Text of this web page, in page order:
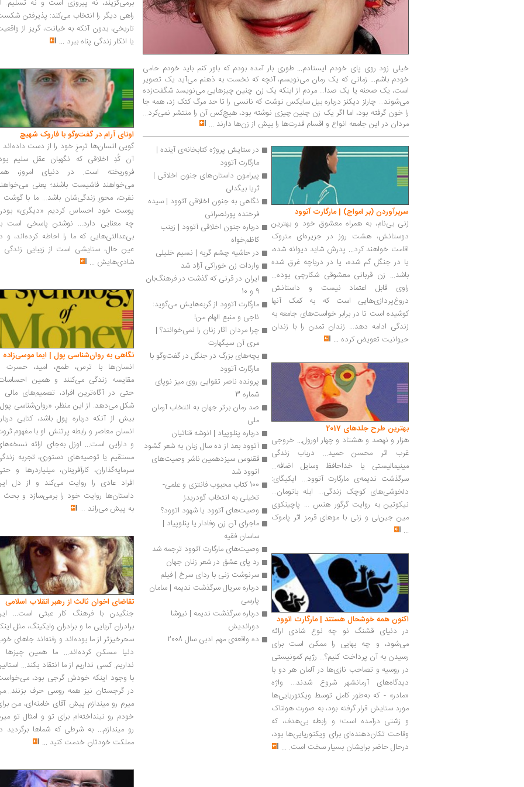
خیلی زود روی پای خودم ایستادم... طوری بار آمده بودم که باور کنم باید خودم حامی
خودم باشم... زمانی که یک رمان می‌نویسم، آنچه که نخست به ذهنم می‌آید یک تصویر
است، یک صحنه یا یک صدا... مردم از اینکه یک زن چنین چیزهایی می‌نویسد شگفت‌زده
می‌شوند... چارلز دیکنز درباره بیل سایکس نوشت که نانسی را تا حد مرگ کتک زد، همه جا
را خون گرفته بود، اما اگر یک زن چنین چیزی نوشته بود، هیچ‌کس آن را منتشر نمی‌کرد...
مردان در این جامعه انواع و اقسام قدرت‌ها را بیش از زن‌ها دارند ...
سربرآوردن (بر امواج) | مارگارت آتوود
زنی بی‌نام، به همراه معشوق خود و بهترین
دوستانش، هشت روز در جزیره‌ای متروک
اقامت خواهند کرد... پدرش شاید دیوانه شده،
یا در جنگل گم شده، یا در دریاچه غرق شده
باشد... زن قربانی معشوقی شکارچی بوده...
راوی قابل اعتماد نیست و داستانش
دروغ‌پردازی‌هایی است که به کمک آنها
کوشیده است تا در برابر خواست‌های جامعه به
زندگی ادامه دهد... زندان تمدن را با زندان
حیوانیت تعویض کرده ...
بهترین طرح جلدهای 2017
هزار و نهصد و هشتاد و چهار اورول... خروجی
غرب اثر محسن حمید... درباب زندگی
مینیمالیستی یا خداحافظ وسایل اضافه...
سرگذشت ندیمه‌ی مارگارت آتوود... ایکیگای:
دلخوشی‌های کوچک زندگی... ابله باتومان...
نیکوتین به روایت گرگور هنس‏‫ ... پاچینکوی
مین جین‌لی و زنی با موهای قرمز اثر پاموک
...
اکنون همه خوشحال هستند | مارگارت اتوود
در دنیای قشنگ نو چه نوع شادی ارائه
می‌شود، و چه بهایی را ممکن است برای
رسیدن به آن پرداخت کنیم؟... رژیم کمونیستی
در روسیه و تصاحب نازی‌ها در آلمان هر دو با
دیدگاه‌های آرمانشهر شروع شدند... واژه
«مادر» - که به‌طور کامل توسط ویکتوریایی‌ها
مورد ستایش قرار گرفته بود، به صورت هولناک
و زشتی درآمده است؛ و رابطه بی‌هدف، که
وقاحت تکان‌دهنده‌ای برای ویکتوریایی‌ها بود،
درحال حاضر برایشان بسیار سخت است. ...
مارگارت آتوود
ثریا بیگدلی
فرخنده پورنصرانی
کاظم‌خواه
در حاشیه چشم‌ گربه | نسیم خلیلی
واردات زن خوراکی آزاد شد
9 و 10
ناجی و منبع الهام من!
مری آن سیگهارت
مارگارت آتوود
شماره 3
ملی
درباره پنلوپیاد | انوشه قناتیان
آتوود بعد از ده سال زبان به شعر گشود
اتوود شد
100 کتاب محبوب فانتزی و علمی-
تخیلی به انتخاب گودریدز
وصیت‌­های آتوود یا شهود اتوود؟
ساسان فقیه
وصیت‌­های مارگارت آتوود ترجمه شد
رد پای عشق در شعر زنان جهان
سرنوشت زنی با ردای سرخ | فیلم
پارسی
دوراندیش
ده واقعه‌ی مهم ادبی سال 2008
برمی‌گزیند، نه پیروزی است و نه تسلیم.
راهی دیگر را انتخاب می‌کند: پذیرفتن
تاریخی، بدون آنکه به خیانت، گریز از
یا انکار زندگی پناه ببرد ...
اونای آرام در گفت‌وگو با فاروک شهیچ‭
گویی انسان‌ها ترمزِ خود را از دست داده‌اند
آن کُدِ اخلاقی که نگهبان عقل سلیم
فروریخته است. در دنیای امروز،
می‌خواهند فاشیست باشند؛ یعنی
نفرت، محورِ زندگی‌شان باشد... ما با گوشت
پوست خود احساس کردیم «دیگری»
چه معنایی دارد... نوشتن پاسخی است
بی‌عدالتی‌هایی که ما را احاطه کرده‌اند، و
عین حال، ستایشی است از زیبایی زندگی
شادی‌هایش ...
نگاهی به روان‌شناسی پول | ایما موسی‌زاده
انسان‌ها با ترس، طمع، امید، حسرت
مقایسه زندگی می‌کنند و همین
حتی در آگاه‌ترین افراد، تصمیم‌های مالی
شکل می‌دهد. از این منظر، «روان‌شناسی
بیش از آنکه درباره پول باشد، کتابی
انسان معاصر و رابطه پرتنش او با مفهوم
و دارایی است... اوزل به‌جای ارائه
مستقیم یا توصیه‌های دستوری، تجربه
سرمایه‌گذاران، کارآفرینان، میلیاردرها و
افراد عادی را روایت می‌کند و از دل
داستان‌ها روایت خود را برمی‌سازد و بحث
به پیش می‌راند ...
تقاضای اخوان ثالث از رهبر انقلاب اسلامی
جنگیدن با فرهنگ کار عبثی است...
برادران آریایی ما و برادران وایکینگ، مثل
سحرخیزتر از ما بوده‌اند و رفته‌اند جاهای
دنیا مسکن کرده‌اند... ما همین چیزها
نداریم. کسی نداریم از ما انتقاد بکند...
با وجود اینکه خودش گرجی بود،
در گرجستان نیز همه روسی حرف
میرم رو میندازم پیش آقای خامنه‌ای، من
خودم رو نینداخته‌ام برای تو و امثال تو
رو میندازم... به شرطی که شماها برگردید
مملکت خودتان خدمت کنید ...